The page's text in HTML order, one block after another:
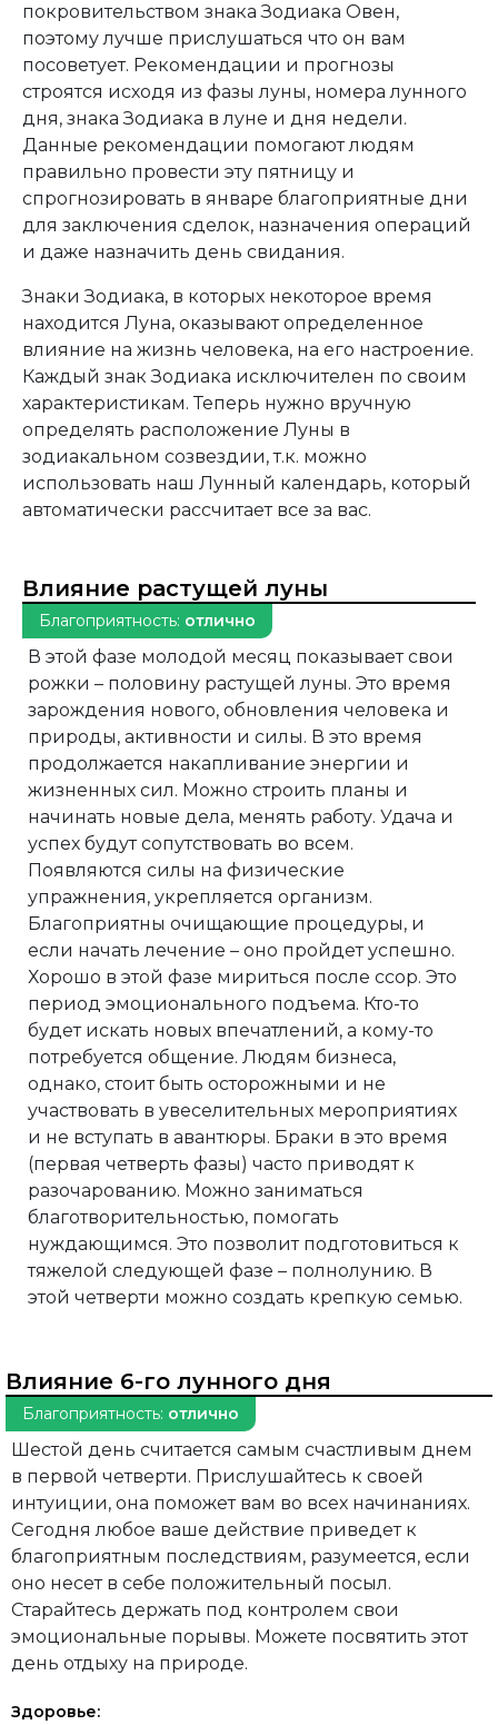
покровительством знака Зодиака Овен,
поэтому лучше прислушаться что он вам
посоветует. Рекомендации и прогнозы
строятся исходя из фазы луны, номера лунного
дня, знака Зодиака в луне и дня недели.
Данные рекомендации помогают людям
правильно провести эту пятницу и
спрогнозировать в январе благоприятные дни
для заключения сделок, назначения операций
и даже назначить день свидания.
Знаки Зодиака, в которых некоторое время
находится Луна, оказывают определенное
влияние на жизнь человека, на его настроение.
Каждый знак Зодиака исключителен по своим
характеристикам. Теперь нужно вручную
определять расположение Луны в
зодиакальном созвездии, т.к. можно
использовать наш Лунный календарь, который
автоматически рассчитает все за вас.
Влияние растущей луны
Благоприятность: отлично
В этой фазе молодой месяц показывает свои
рожки – половину растущей луны. Это время
зарождения нового, обновления человека и
природы, активности и силы. В это время
продолжается накапливание энергии и
жизненных сил. Можно строить планы и
начинать новые дела, менять работу. Удача и
успех будут сопутствовать во всем.
Появляются силы на физические
упражнения, укрепляется организм.
Благоприятны очищающие процедуры, и
если начать лечение – оно пройдет успешно.
Хорошо в этой фазе мириться после ссор. Это
период эмоционального подъема. Кто-то
будет искать новых впечатлений, а кому-то
потребуется общение. Людям бизнеса,
однако, стоит быть осторожными и не
участвовать в увеселительных мероприятиях
и не вступать в авантюры. Браки в это время
(первая четверть фазы) часто приводят к
разочарованию. Можно заниматься
благотворительностью, помогать
нуждающимся. Это позволит подготовиться к
тяжелой следующей фазе – полнолунию. В
этой четверти можно создать крепкую семью.
Влияние 6-го лунного дня
Благоприятность: отлично
Шестой день считается самым счастливым днем
в первой четверти. Прислушайтесь к своей
интуиции, она поможет вам во всех начинаниях.
Сегодня любое ваше действие приведет к
благоприятным последствиям, разумеется, если
оно несет в себе положительный посыл.
Старайтесь держать под контролем свои
эмоциональные порывы. Можете посвятить этот
день отдыху на природе.
Здоровье: